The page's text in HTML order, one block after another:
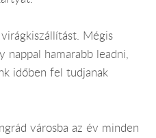
Mégis
nappal hamarabb leadni,
időben fel tudjanak
városba az év minden